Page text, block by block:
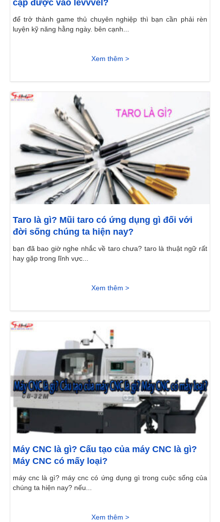
cập được vào levvvel?
để trở thành game thủ chuyên nghiệp thì bạn cần phải rèn
luyện kỹ năng hằng ngày. bên cạnh...
Xem thêm >
Taro là gì? Mũi taro có ứng dụng gì đối với
đời sống chúng ta hiện nay?
bạn đã bao giờ nghe nhắc về taro chưa? taro là thuật ngữ rất
hay gặp trong lĩnh vực...
Xem thêm >
Máy CNC là gì? Cấu tạo của máy CNC là gì?
Máy CNC có mấy loại?
máy cnc là gì? máy cnc có ứng dụng gì trong cuộc sống của
chúng ta hiện nay? nếu...
Xem thêm >